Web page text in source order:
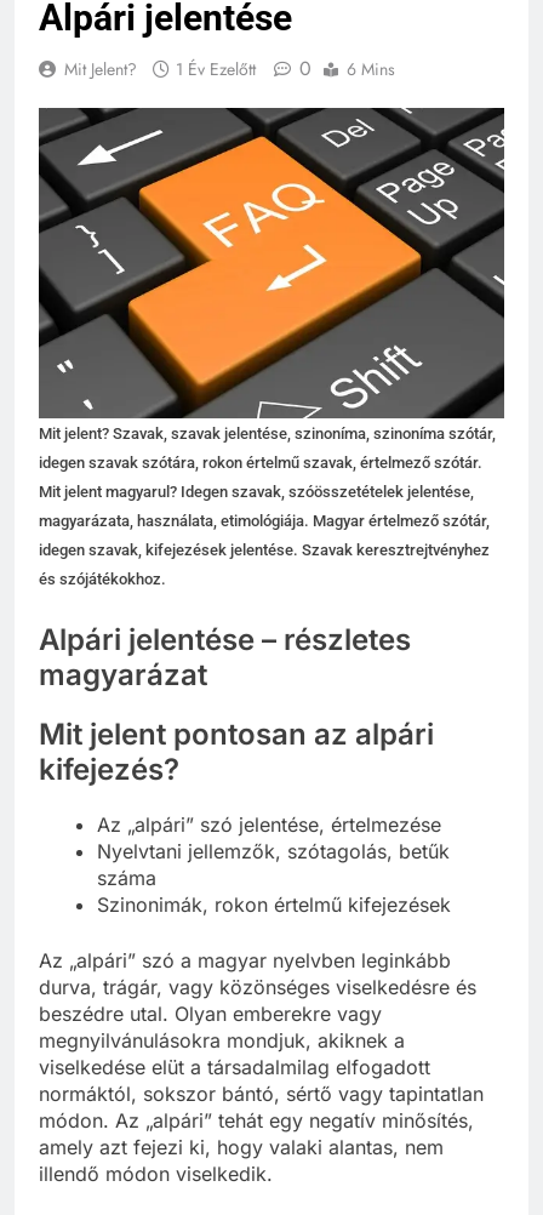
Alpári jelentése
Mit Jelent? 1 Év Ezelőtt 0 6 Mins
Mit jelent? Szavak, szavak jelentése, szinoníma, szinoníma szótár,
idegen szavak szótára, rokon értelmű szavak, értelmező szótár.
Mit jelent magyarul? Idegen szavak, szóösszetételek jelentése,
magyarázata, használata, etimológiája. Magyar értelmező szótár,
idegen szavak, kifejezések jelentése. Szavak keresztrejtvényhez
és szójátékokhoz.
Alpári jelentése – részletes
magyarázat
Mit jelent pontosan az alpári
kifejezés?
Az „alpári” szó jelentése, értelmezése
Nyelvtani jellemzők, szótagolás, betűk
száma
Szinonimák, rokon értelmű kifejezések
Az „alpári” szó a magyar nyelvben leginkább
durva, trágár, vagy közönséges viselkedésre és
beszédre utal. Olyan emberekre vagy
megnyilvánulásokra mondjuk, akiknek a
viselkedése elüt a társadalmilag elfogadott
normáktól, sokszor bántó, sértő vagy tapintatlan
módon. Az „alpári” tehát egy negatív minősítés,
amely azt fejezi ki, hogy valaki alantas, nem
illendő módon viselkedik.